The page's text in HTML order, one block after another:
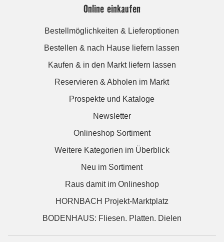
Online einkaufen
Bestellmöglichkeiten & Lieferoptionen
Bestellen & nach Hause liefern lassen
Kaufen & in den Markt liefern lassen
Reservieren & Abholen im Markt
Prospekte und Kataloge
Newsletter
Onlineshop Sortiment
Weitere Kategorien im Überblick
Neu im Sortiment
Raus damit im Onlineshop
HORNBACH Projekt-Marktplatz
BODENHAUS: Fliesen. Platten. Dielen